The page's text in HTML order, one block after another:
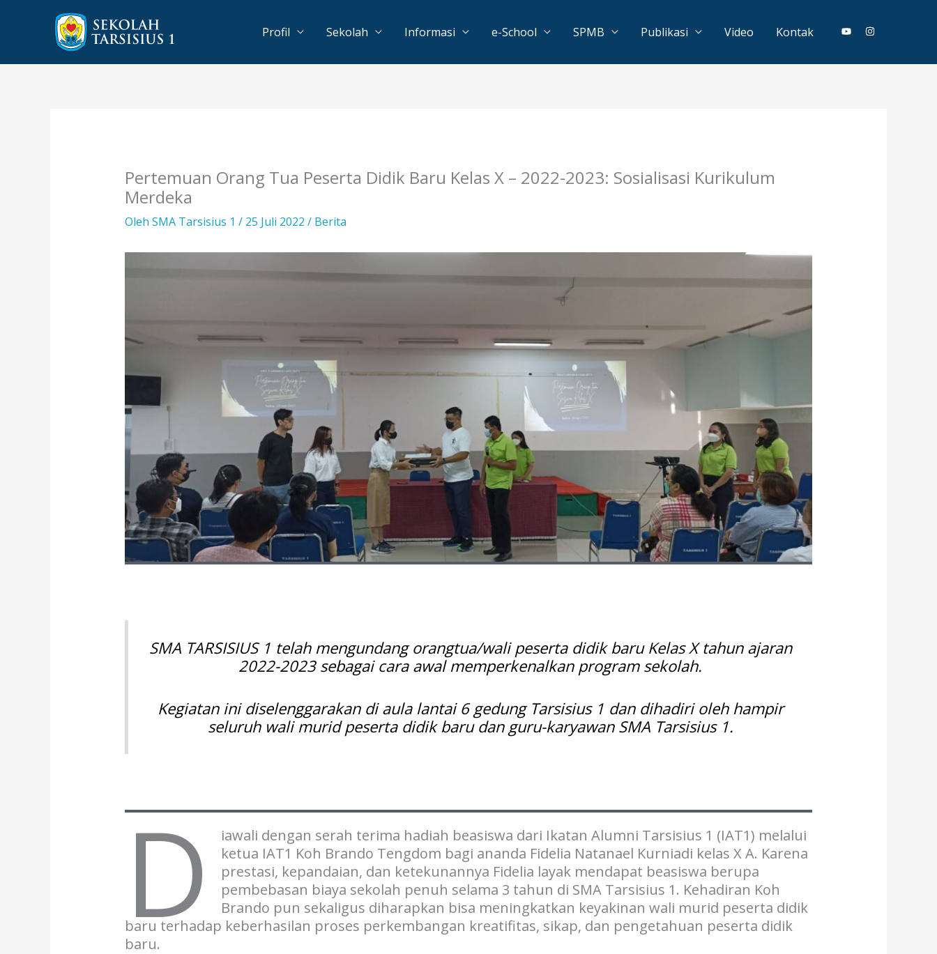
Profil Sekolah Informasi e-School SPMB Publikasi Video Kontak
Pertemuan Orang Tua Peserta Didik Baru Kelas X – 2022-2023: Sosialisasi Kurikulum
Merdeka
Oleh SMA Tarsisius 1 / 25 Juli 2022 / Berita
SMA TARSISIUS 1 telah mengundang orangtua/wali peserta didik baru Kelas X tahun ajaran
2022-2023 sebagai cara awal memperkenalkan program sekolah.
Kegiatan ini diselenggarakan di aula lantai 6 gedung Tarsisius 1 dan dihadiri oleh hampir
seluruh wali murid peserta didik baru dan guru-karyawan SMA Tarsisius 1.
D
iawali dengan serah terima hadiah beasiswa dari Ikatan Alumni Tarsisius 1 (IAT1) melalui
ketua IAT1 Koh Brando Tengdom bagi ananda Fidelia Natanael Kurniadi kelas X A. Karena
prestasi, kepandaian, dan ketekunannya Fidelia layak mendapat beasiswa berupa
pembebasan biaya sekolah penuh selama 3 tahun di SMA Tarsisius 1. Kehadiran Koh
Brando pun sekaligus diharapkan bisa meningkatkan keyakinan wali murid peserta didik
baru terhadap keberhasilan proses perkembangan kreatifitas, sikap, dan pengetahuan peserta didik
baru.